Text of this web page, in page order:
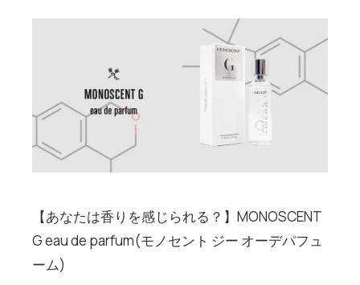
【あなたは香りを感じられる？】MONOSCENT
G eau de parfum(モノセント ジー オーデパフュ
ーム)